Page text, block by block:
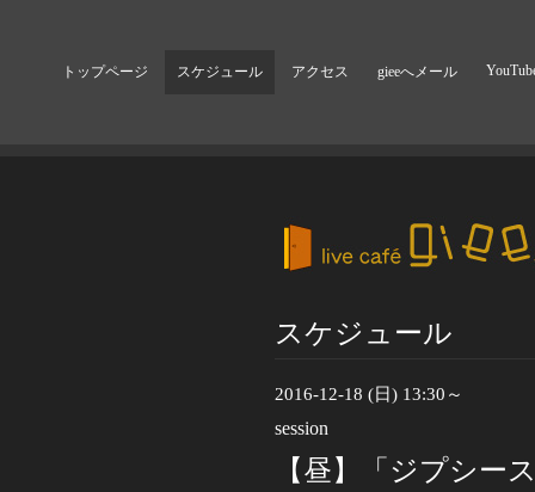
トップページ スケジュール アクセス gieeへメール
スケジュール
2016-12-18 (日) 13:30～
session
【昼】「ジプシー